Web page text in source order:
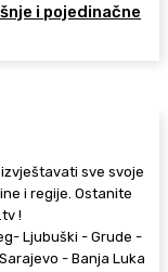
i pojedinačne
sve svoje
i regije. Ostanite
!
Ljubuški - Grude -
- Banja Luka